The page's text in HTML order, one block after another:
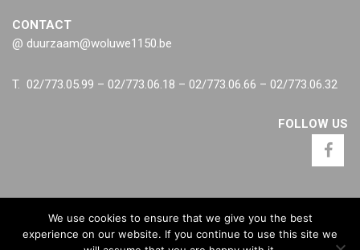
CONTACT
@ duurzaam@woluwe1150.be
T. 02/773.05.99 – 02/773.06.18 – 02/773.06.66 – 02/773.06.32
FOLLOW US
We use cookies to ensure that we give you the best
experience on our website. If you continue to use this site we